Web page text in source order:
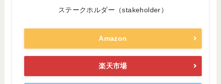
ステークホルダー（stakeholder）
Amazon
楽天市場